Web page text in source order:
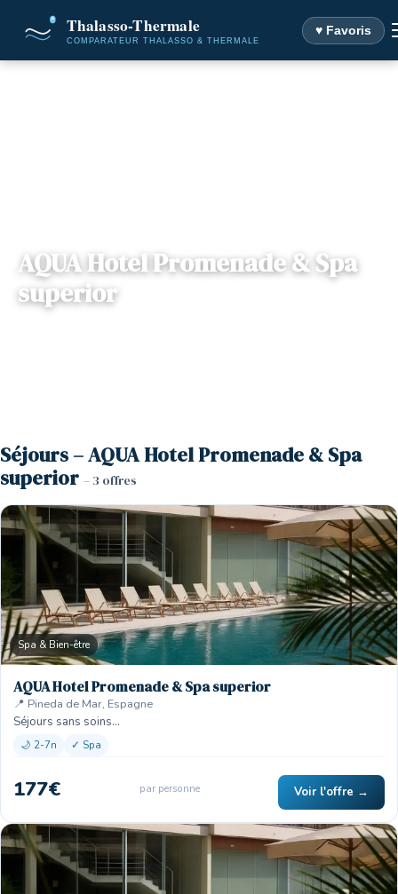
♥ Favoris
AQUA Hotel Promenade & Spa
superior
Séjours – AQUA Hotel Promenade & Spa
superior – 3 offres
Spa & Bien-être
AQUA Hotel Promenade & Spa superior
📍 Pineda de Mar, Espagne
Séjours sans soins…
🌙 2-7n ✓ Spa
177€ par personne Voir l'offre →